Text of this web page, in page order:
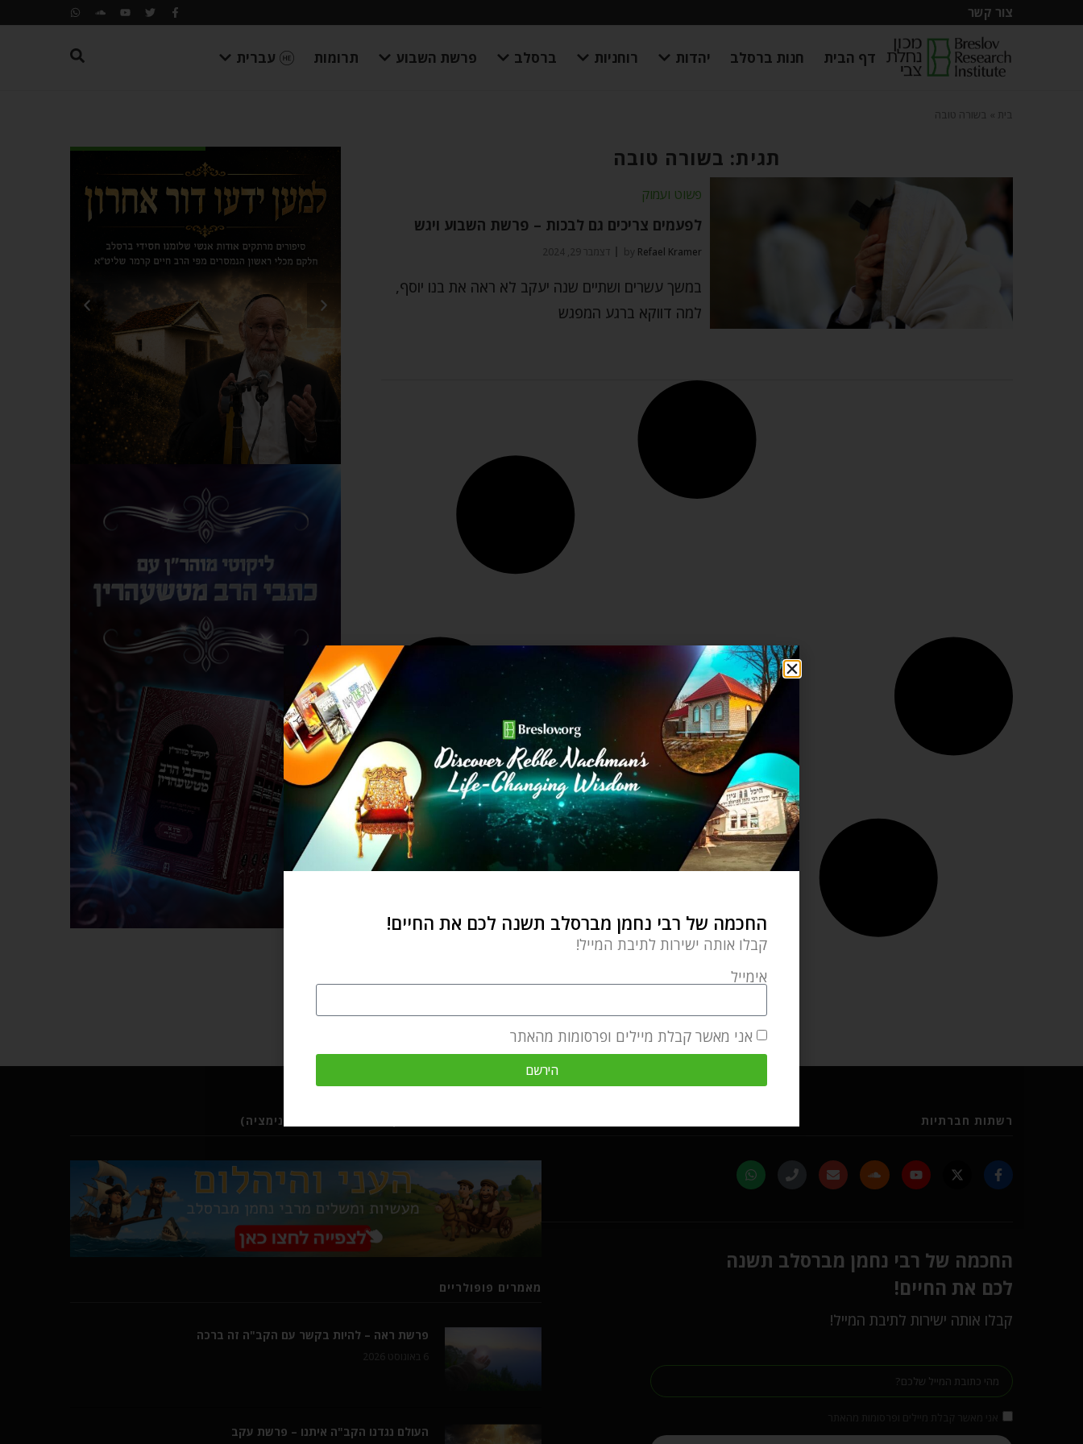
צור קשר
דף הבית חנות ברסלב יהדות רוחניות ברסלב פרשת השבוע תרומות עברית
בית בשורה טובה
תגית: בשורה טובה
פשוט ועמוק
לפעמים צריכים גם לבכות – פרשת השבוע ויגש
by Refael Kramer דצמבר 29, 2024
במשך עשרים ושתיים שנה יעקב לא ראה את בנו יוסף,
למה דווקא ברגע המפגש
רשתות חברתיות
החכמה של רבי נחמן מברסלב תשנה
לכם את החיים!
קבלו אותה ישירות לתיבת המייל!
מעשיות ומשלים מרבי נחמן מברסלב (סרטוני אנימציה)
מאמרים פופולריים
פרשת ראה – להיות בקשר עם הקב"ה זה ברכה
העולם נגדנו הקב"ה איתנו – פרשת עקב
החכמה של רבי נחמן מברסלב תשנה לכם את החיים!
קבלו אותה ישירות לתיבת המייל!
אימייל
אני מאשר קבלת מיילים ופרסומות מהאתר
הירשם